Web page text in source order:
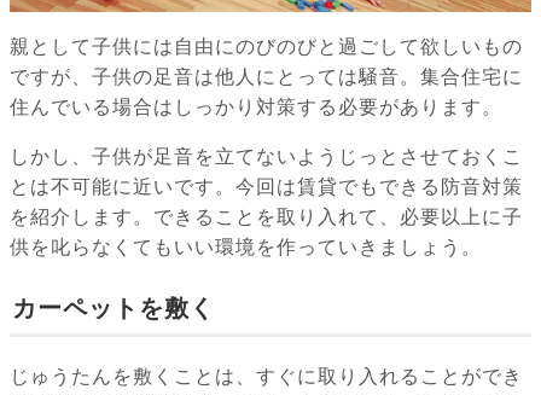
親として子供には自由にのびのびと過ごして欲しいもの
ですが、子供の足音は他人にとっては騒音。集合住宅に
住んでいる場合はしっかり対策する必要があります。
しかし、子供が足音を立てないようじっとさせておくこ
とは不可能に近いです。今回は賃貸でもできる防音対策
を紹介します。できることを取り入れて、必要以上に子
供を叱らなくてもいい環境を作っていきましょう。
カーペットを敷く
じゅうたんを敷くことは、すぐに取り入れることができ